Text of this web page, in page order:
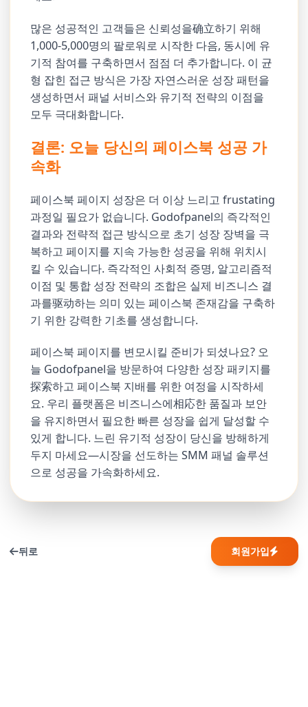
많은 성공적인 고객들은 신뢰성을确立하기 위해
1,000-5,000명의 팔로워로 시작한 다음, 동시에 유
기적 참여를 구축하면서 점점 더 추가합니다. 이 균
형 잡힌 접근 방식은 가장 자연스러운 성장 패턴을
생성하면서 패널 서비스와 유기적 전략의 이점을
모두 극대화합니다.
결론: 오늘 당신의 페이스북 성공 가
속화
페이스북 페이지 성장은 더 이상 느리고 frustating
과정일 필요가 없습니다. Godofpanel의 즉각적인
결과와 전략적 접근 방식으로 초기 성장 장벽을 극
복하고 페이지를 지속 가능한 성공을 위해 위치시
킬 수 있습니다. 즉각적인 사회적 증명, 알고리즘적
이점 및 통합 성장 전략의 조합은 실제 비즈니스 결
과를驱动하는 의미 있는 페이스북 존재감을 구축하
기 위한 강력한 기초를 생성합니다.
페이스북 페이지를 변모시킬 준비가 되셨나요? 오
늘 Godofpanel을 방문하여 다양한 성장 패키지를
探索하고 페이스북 지배를 위한 여정을 시작하세
요. 우리 플랫폼은 비즈니스에相応한 품질과 보안
을 유지하면서 필요한 빠른 성장을 쉽게 달성할 수
있게 합니다. 느린 유기적 성장이 당신을 방해하게
두지 마세요—시장을 선도하는 SMM 패널 솔루션
으로 성공을 가속화하세요.
뒤로 회원가입